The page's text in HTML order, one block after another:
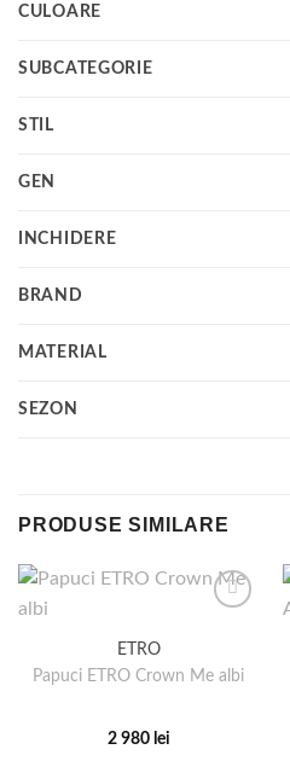
CULOARE
SUBCATEGORIE
STIL
GEN
INCHIDERE
BRAND
MATERIAL
SEZON
PRODUSE SIMILARE
ETRO
Papuci ETRO Crown Me albi
2 980 lei